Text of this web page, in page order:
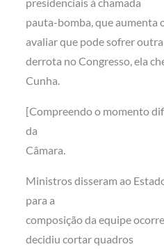
pauta-bomba, que aumenta
avaliar que pode sofrer outra
derrota no Congresso, ela
Cunha.
[Compreendo o momento
da
Câmara.
Ministros disseram ao
para a
composição da equipe
decidiu cortar quadros